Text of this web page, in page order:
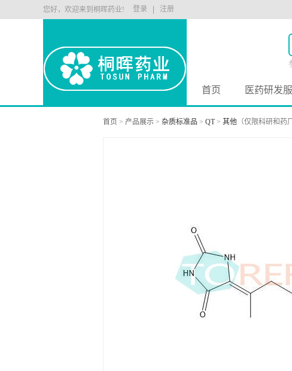
您好，欢迎来到桐晖药业! 注册
登录
首页 医药研发
首页 > 产品展示 > 杂质标准品 > QT> 其他 （仅限科研和药